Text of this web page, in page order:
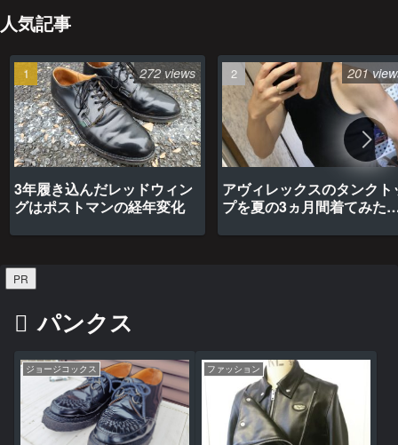
人気記事
3年履き込んだレッドウィン
グはポストマンの経年変化
272 views
アヴィレックスのタンクト
プを夏の3ヵ月間着てみた
201
PR
パンクス
ジョージコックス ファッション